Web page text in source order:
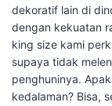
dekoratif lain di
dengan kekuatan
king size kami
supaya tidak
penghuninya.
kedalaman? Bisa,